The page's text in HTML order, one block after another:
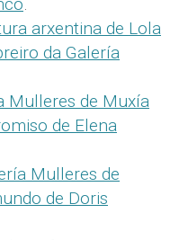
arxentina de Lola
da Galería
Mulleres de Muxía
de Elena
Mulleres de
de Doris